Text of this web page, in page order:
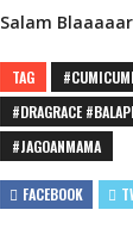
Salam
TAG
#DRAGRACE
#JAGOANMAMA
FACEBOOK